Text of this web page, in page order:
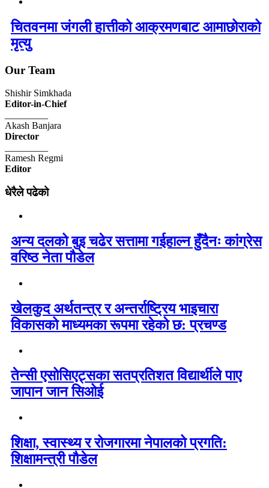
चितवनमा जंगली हात्तीको आक्रमणबाट आमाछोराको
मृत्यु
Our Team
Shishir Simkhada
Editor-in-Chief
Akash Banjara
Director
Ramesh Regmi
Editor
धेरैले पढेको
अन्य दलको बुइ चढेर सत्तामा गईहाल्न हुँदैनः कांग्रेस
वरिष्ठ नेता पौडेल
खेलकुद अर्थतन्त्र र अन्तर्राष्ट्रिय भाइचारा
विकासको माध्यमका रूपमा रहेको छ: प्रचण्ड
तेन्सी एसोसिएट्सका सतप्रतिशत विद्यार्थीले पाए
जापान जान सिओई
शिक्षा, स्वास्थ्य र रोजगारमा नेपालको प्रगति:
शिक्षामन्त्री पौडेल